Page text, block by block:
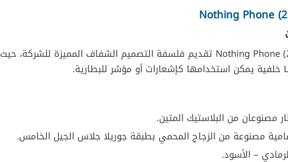
يواصل هاتف Nothing Phone (2a) Plus تقديم فلسفة التصميم الشفاف المميزة للشركة، حيث
مصنوعان من البلاستيك المتين.
مصنوعة من الزجاج المحمي بطبقة جوريلا جلاس الجيل الخامس.
– الأسود.